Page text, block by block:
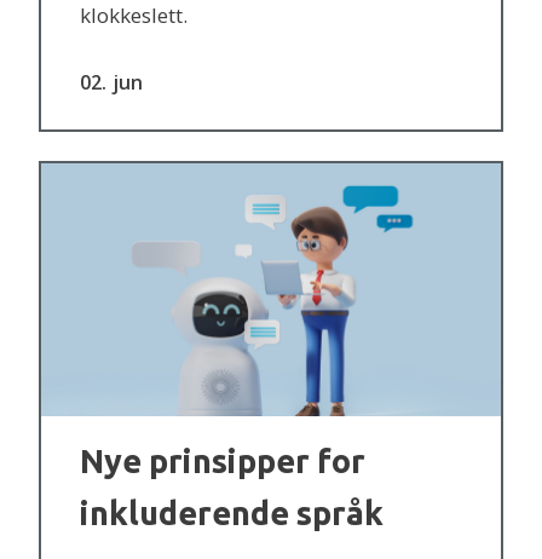
02 jun
klokkeslett.
Nye prinsipper for
inkluderende språk